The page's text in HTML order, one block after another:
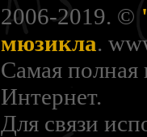
2006-2019. ©
мюзикла.
Самая
Интернет.
Для связи